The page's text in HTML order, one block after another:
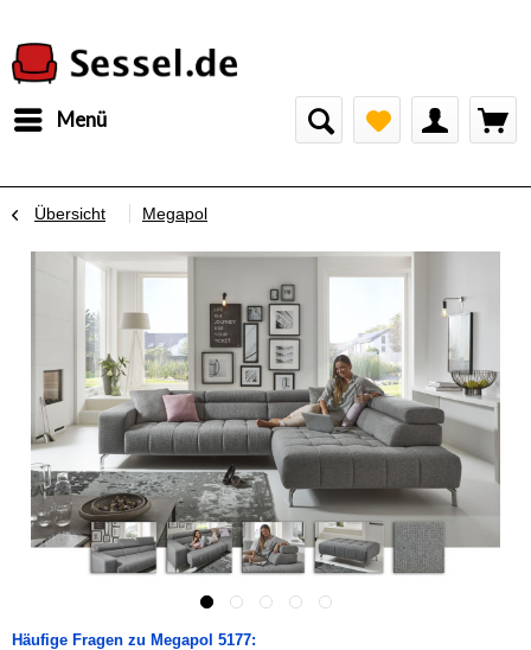
Menü
Übersicht Megapol
Häufige Fragen zu Megapol 5177: